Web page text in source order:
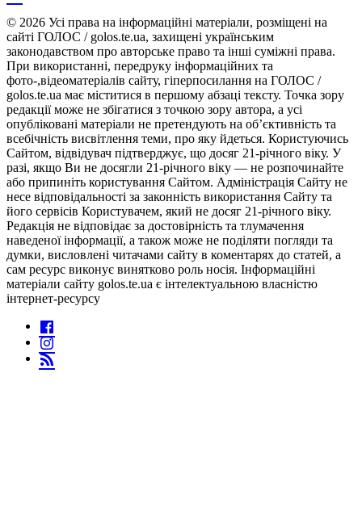
© 2026 Усі права на інформаційні матеріали, розміщені на
сайті ГОЛОС / golos.te.ua, захищені українським
законодавством про авторське право та інші суміжні права.
При використанні, передруку інформаційних та
фото-,відеоматеріалів сайту, гіперпосилання на ГОЛОС /
golos.te.ua має міститися в першому абзаці тексту. Точка зору
редакції може не збігатися з точкою зору автора, а усі
опубліковані матеріали не претендують на об’єктивність та
всебічність висвітлення теми, про яку йдеться. Користуючись
Сайтом, відвідувач підтверджує, що досяг 21-річного віку. У
разі, якщо Ви не досягли 21-річного віку — не розпочинайте
або припиніть користування Сайтом. Адміністрація Сайту не
несе відповідальності за законність використання Сайту та
його сервісів Користувачем, який не досяг 21-річного віку.
Редакція не відповідає за достовірність та тлумачення
наведеної інформації, а також може не поділяти погляди та
думки, висловлені читачами сайту в коментарях до статей, а
сам ресурс виконує винятково роль носія. Інформаційні
матеріали сайту golos.te.ua є інтелектуальною власністю
інтернет-ресурсу